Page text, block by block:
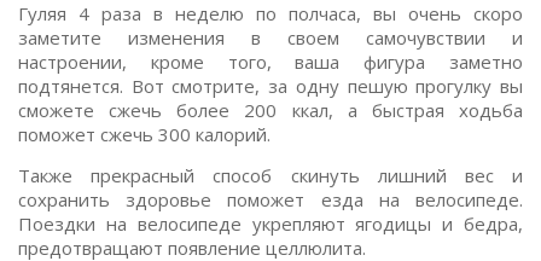
Гуляя 4 раза в неделю по полчаса, вы очень скоро
заметите изменения в своем самочувствии и
настроении, кроме того, ваша фигура заметно
подтянется. Вот смотрите, за одну пешую прогулку вы
сможете сжечь более 200 ккал, а быстрая ходьба
поможет сжечь 300 калорий.
Также прекрасный способ скинуть лишний вес и
сохранить здоровье поможет езда на велосипеде.
Поездки на велосипеде укрепляют ягодицы и бедра,
предотвращают появление целлюлита.